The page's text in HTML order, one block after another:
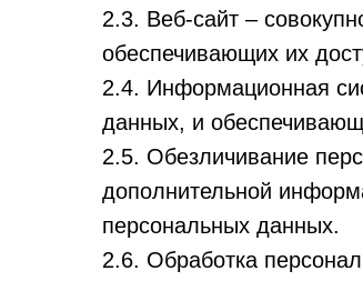
2.3. Веб-сайт –
обеспечивающих их
2.4. Информационная
данных, и
2.5. Обезличивание
дополнительной
персональных данных.
2.6. Обработка